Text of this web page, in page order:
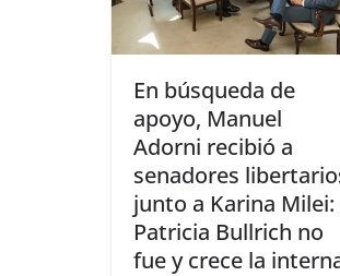
En búsqueda de
apoyo, Manuel
Adorni recibió a
senadores
junto a Karina Milei:
Patricia Bullrich no
fue y crece la